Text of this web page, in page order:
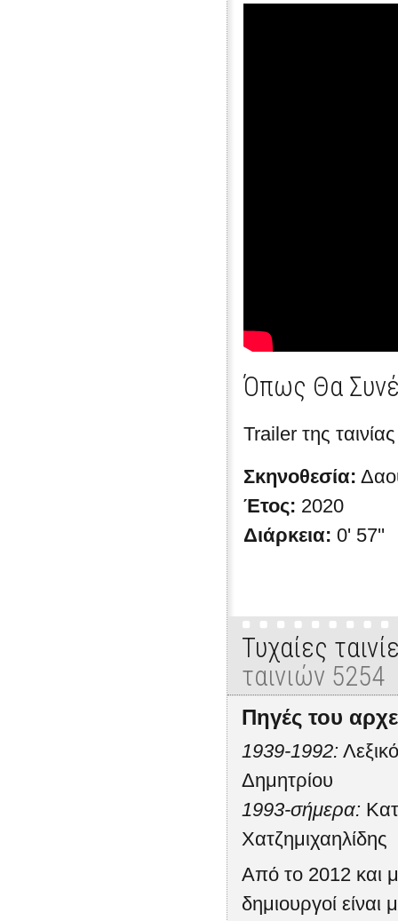
Όπως Θα
Trailer της
Σκηνοθεσία:
Έτος: 2020
Διάρκεια: 0' 57''
Τυχαίες
ταινιών 5254
Πηγές του
1939-1992:
Δημητρίου
1993-σήμερα:
Χατζημιχαηλίδης
Από το 2012 και
δημιουργοί